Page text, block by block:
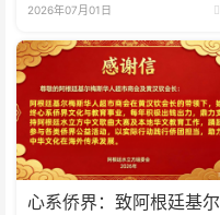
2026年07月01日
心系侨界​：致阿根廷基尔